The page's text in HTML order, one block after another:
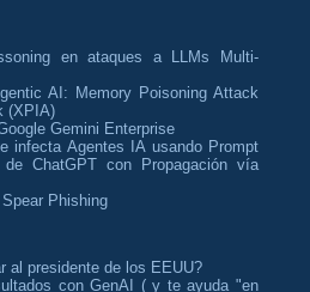
en ataques a LLMs Multi-
AI: Memory Poisoning Attack
(XPIA)
Gemini Enterprise
infecta Agentes IA usando Prompt
ChatGPT con Propagación vía
Phishing
al presidente de los EEUU?
con GenAI ( y te ayuda "en